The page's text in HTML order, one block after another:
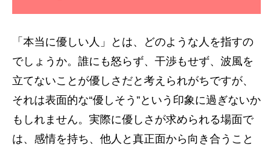
「本当に優しい人」とは、どのような人を指すの
でしょうか。誰にも怒らず、干渉もせず、波風を
立てないことが優しさだと考えられがちですが、
それは表面的な“優しそう”という印象に過ぎないか
もしれません。実際に優しさが求められる場面で
は、感情を持ち、他人と真正面から向き合うこと